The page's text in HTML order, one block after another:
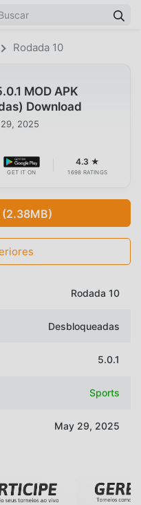
Rodada 10
MOD APK
Download
2025
GET IT ON
4.3 ★
1698 RATINGS
(2.38MB)
Rodada 10
Desbloqueadas
5.0.1
Sports
May 29, 2025